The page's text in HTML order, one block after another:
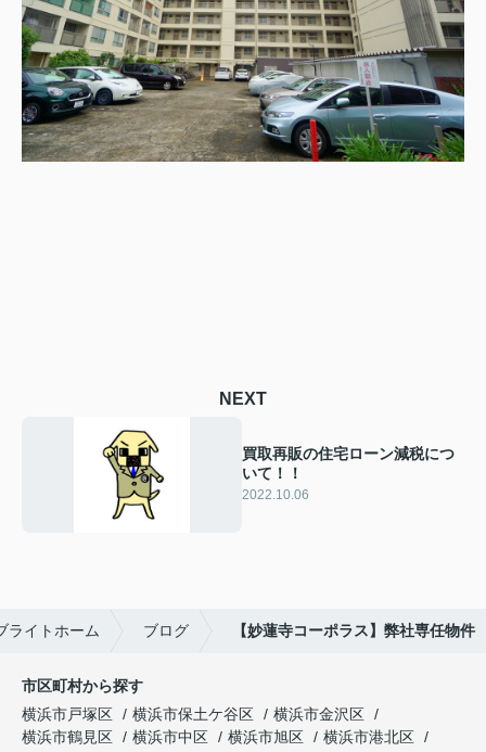
NEXT
買取再販の住宅ローン減税につ
いて！！
2022.10.06
ライトホーム ブログ 【妙蓮寺コーポラス】弊社専任物件
市区町村から探す
横浜市戸塚区
横浜市保土ケ谷区
横浜市金沢区
横浜市鶴見区
横浜市中区 横浜市旭区
横浜市港北区